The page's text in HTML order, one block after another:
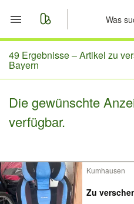
Start
Merkliste
Nachrichten
49 Ergebnisse –Artikel zu
Bayern
Die gewünschte
verfügbar.
Kumhausen
Zu